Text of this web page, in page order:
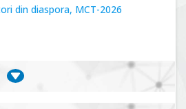
din diaspora, MCT-2026